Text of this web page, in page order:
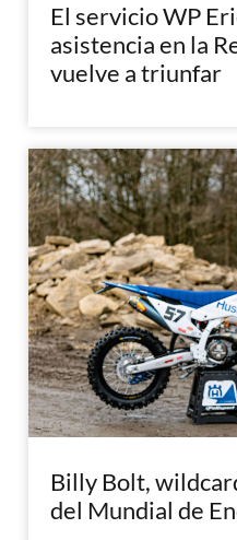
El servicio WP
asistencia en la
vuelve a triunfar
Billy Bolt,
del Mundial de